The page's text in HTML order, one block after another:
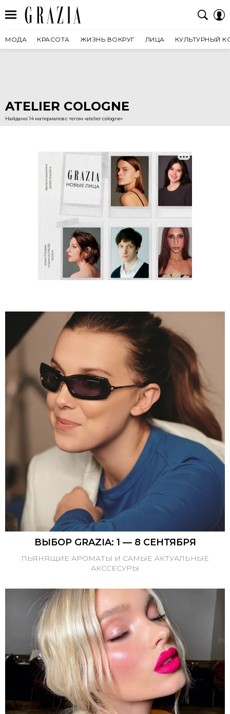
МОДА КРАСОТА ЖИЗНЬ ВОКРУГ ЛИЦА КУЛЬТУРНЫЙ
ATELIER COLOGNE
Найдено: 14 материалов с тегом «atelier cologne»
ВЫБОР GRAZIA: 1 — 8 СЕНТЯБРЯ
ПЬЯНЯЩИЕ АРОМАТЫ И САМЫЕ АКТУАЛЬНЫЕ
АКССЕСУРЫ